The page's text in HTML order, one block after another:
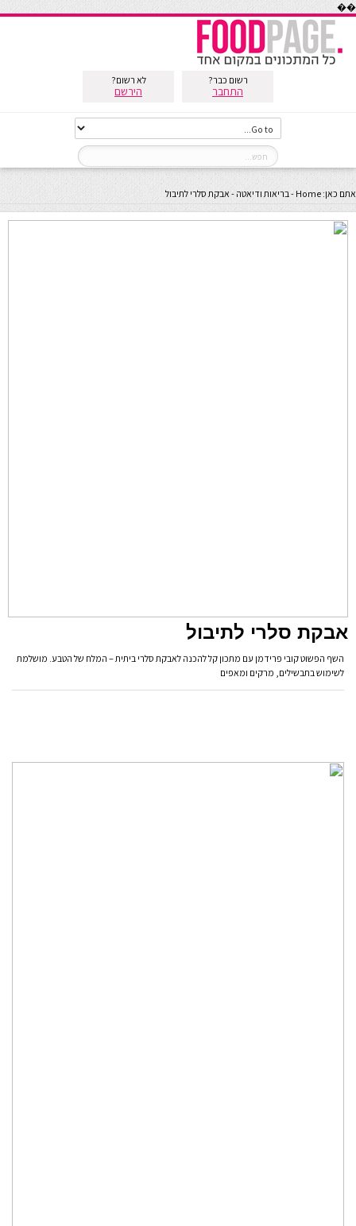
��
רשום כבר?
התחבר
לא רשום?
הירשם
אתם כאן: Home
-בריאות ודיאטה - אבקת סלרי לתיבול
אבקת סלרי לתיבול
השף הפשוט קובי פרידמן עם מתכון קל להכנה לאבקת סלרי ביתית – המלח של הטבע. מושלמת
לשימוש בתבשילים, מרקים ומאפים